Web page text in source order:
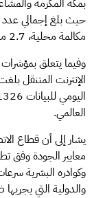
مكالمة محلية، 2.7 مليون مكالمة دولية.
وفيما يتعلق
العالمي.
يشار إلى أن قطاع
معايير الجودة وفق
وكوادره البشرية
والدولية التي